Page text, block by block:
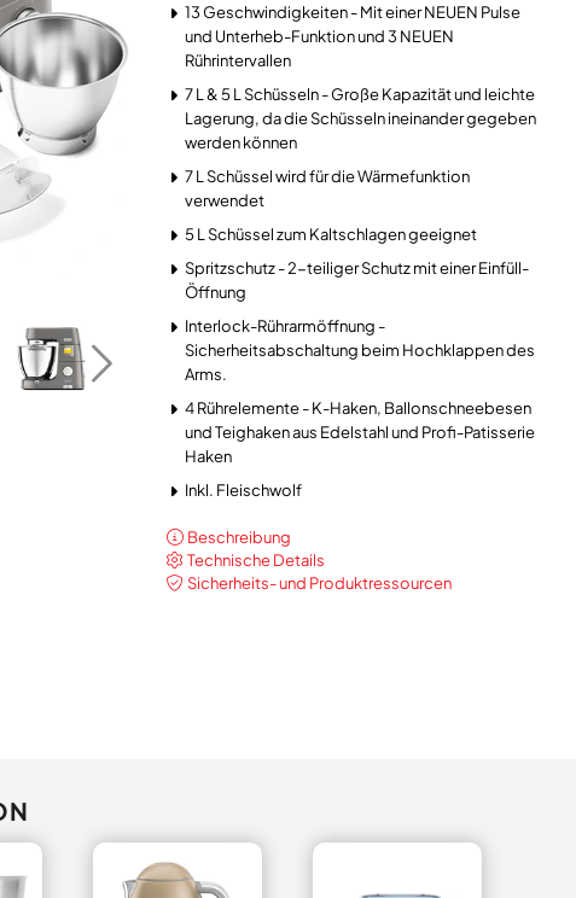
13 Geschwindigkeiten - Mit einer NEUEN Pulse
und Unterheb-Funktion und 3 NEUEN
Rührintervallen
7 L & 5 L Schüsseln - Große Kapazität und leichte
Lagerung, da die Schüsseln ineinander gegeben
werden können
7 L Schüssel wird für die Wärmefunktion
verwendet
5 L Schüssel zum Kaltschlagen geeignet
Spritzschutz - 2-teiliger Schutz mit einer Einfüll-
Öffnung
Interlock-Rührarmöffnung -
Sicherheitsabschaltung beim Hochklappen des
Arms.
4 Rührelemente - K-Haken, Ballonschneebesen
und Teighaken aus Edelstahl und Profi-Patisserie
Haken
Inkl. Fleischwolf
Beschreibung
Technische Details
Sicherheits- und Produktressourcen